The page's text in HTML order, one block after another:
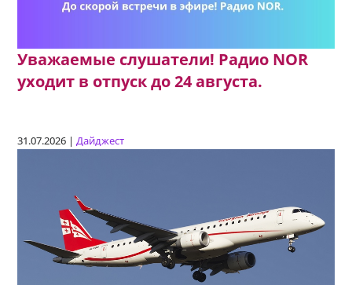
Уважаемые слушатели! Радио NOR
уходит в отпуск до 24 августа.
31.07.2026 |Дайджест